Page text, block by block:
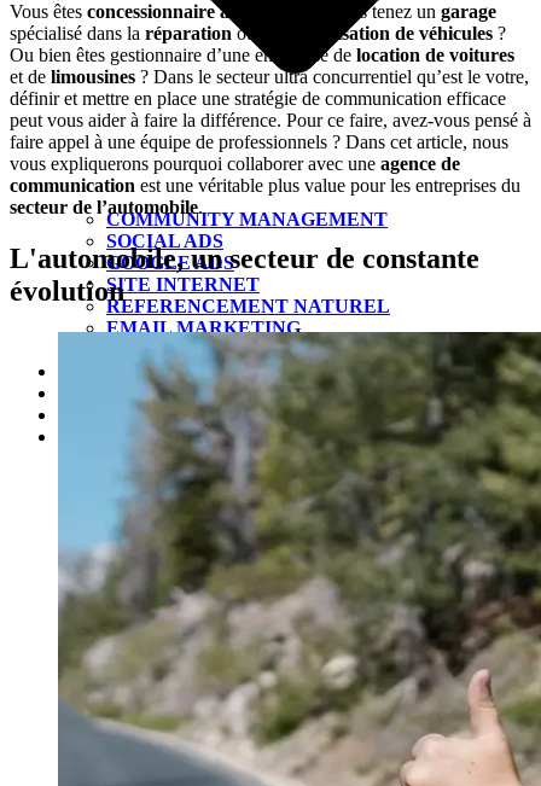
COMMUNITY MANAGEMENT
SOCIAL ADS
GOOGLE ADS
SITE INTERNET
REFERENCEMENT NATUREL
EMAIL MARKETING
SMS MARKETING
L’ÉQUIPE
Vous êtes concessionnaire automobile Vous tenez un garage
spécialisé dans la réparation ou la customisation de véhicules ?
Ou bien êtes gestionnaire d’une entreprise de location de voitures
et de limousines ? Dans le secteur ultra concurrentiel qu’est le votre,
définir et mettre en place une stratégie de communication efficace
peut vous aider à faire la différence. Pour ce faire, avez-vous pensé à
faire appel à une équipe de professionnels ? Dans cet article, nous
vous expliquerons pourquoi collaborer avec une agence de
communication est une véritable plus value pour les entreprises du
secteur de l’automobile.
L'automobile, un secteur de constante
évolution